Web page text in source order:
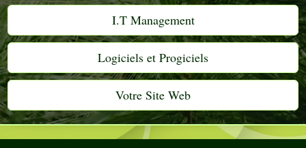
I.T Management
Logiciels et Progiciels
Votre Site Web